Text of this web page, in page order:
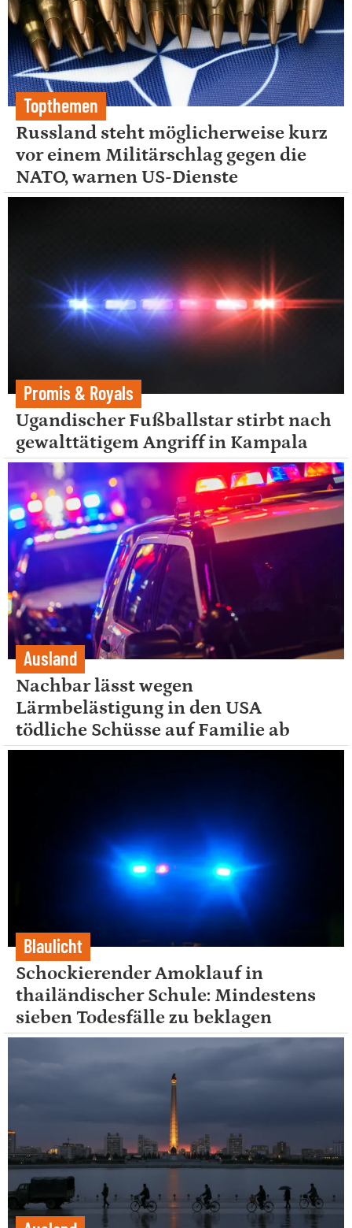
Topthemen
Russland steht möglicherweise kurz
vor einem Militärschlag gegen die
NATO, warnen US-Dienste
Promis & Royals
Ugandischer Fußballstar stirbt nach
gewalttätigem Angriff in Kampala
Ausland
Nachbar lässt wegen
Lärmbelästigung in den USA
tödliche Schüsse auf Familie ab
Blaulicht
Schockierender Amoklauf in
thailändischer Schule: Mindestens
sieben Todesfälle zu beklagen